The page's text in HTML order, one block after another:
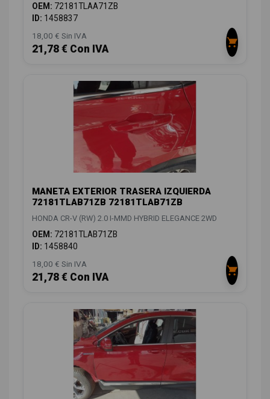
OEM: 72181TLAA71ZB
ID: 1458837
18,00 € Sin IVA
21,78 € Con IVA
MANETA EXTERIOR TRASERA IZQUIERDA
72181TLAB71ZB 72181TLAB71ZB
HONDA CR-V (RW) 2.0 I-MMD HYBRID ELEGANCE 2WD
OEM: 72181TLAB71ZB
ID: 1458840
18,00 € Sin IVA
21,78 € Con IVA